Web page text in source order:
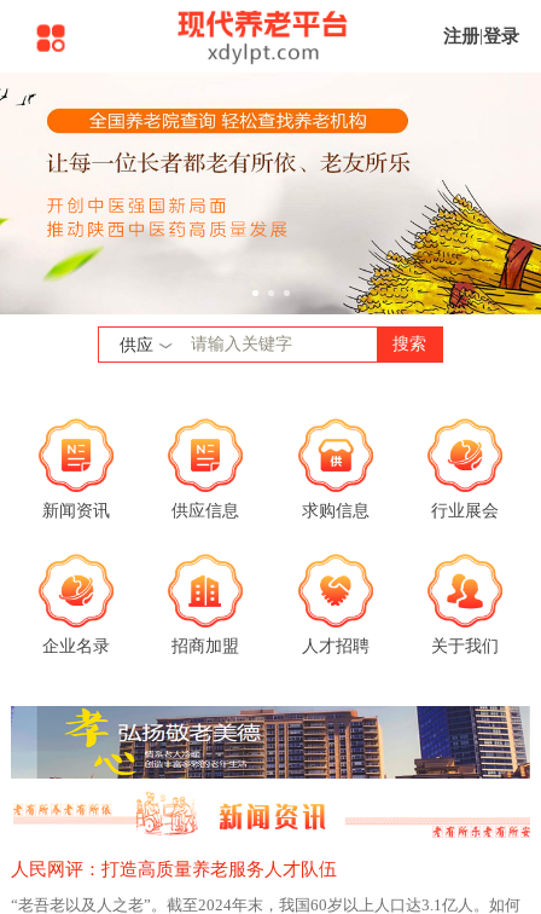
注册 |登录
供应 搜索
新闻资讯 供应信息 求购信息 行业展会
企业名录 招商加盟 人才招聘 关于我们
人民网评：打造高质量养老服务人才队伍
“老吾老以及人之老”。截至2024年末，我国60岁以上人口达3.1亿人。如何